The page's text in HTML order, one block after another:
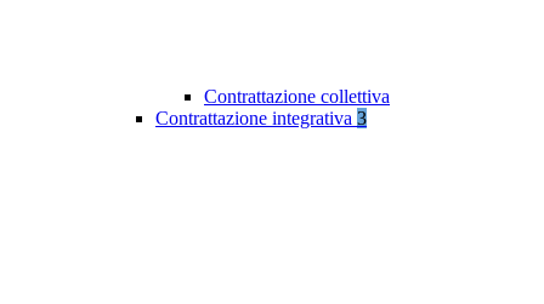
Contrattazione collettiva
Contrattazione integrativa 3